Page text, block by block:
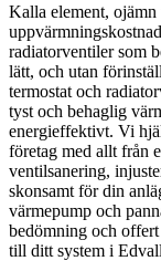
Kalla element, ojämn
radiatorventiler som
lätt, och utan
termostat och
tyst och behaglig
energieffektivt. Vi
företag med allt från
ventilsanering,
skonsamt för din
värmepump och
bedömning och
till ditt system i